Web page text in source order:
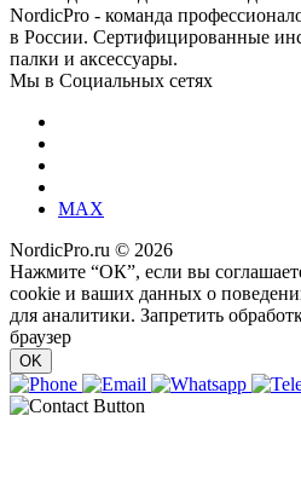
NordicPro - команда
в России. Сертифицированные
палки и аксессуары.
Мы в Социальных сетях
MAX
NordicPro.ru © 2026
Нажмите “ОК”, если вы
cookie и ваших данных о
для аналитики. Запретить
браузер
OK